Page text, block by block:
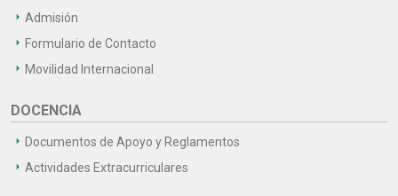
Admisión
Formulario de Contacto
Movilidad Internacional
DOCENCIA
Documentos de Apoyo y Reglamentos
Actividades Extracurriculares